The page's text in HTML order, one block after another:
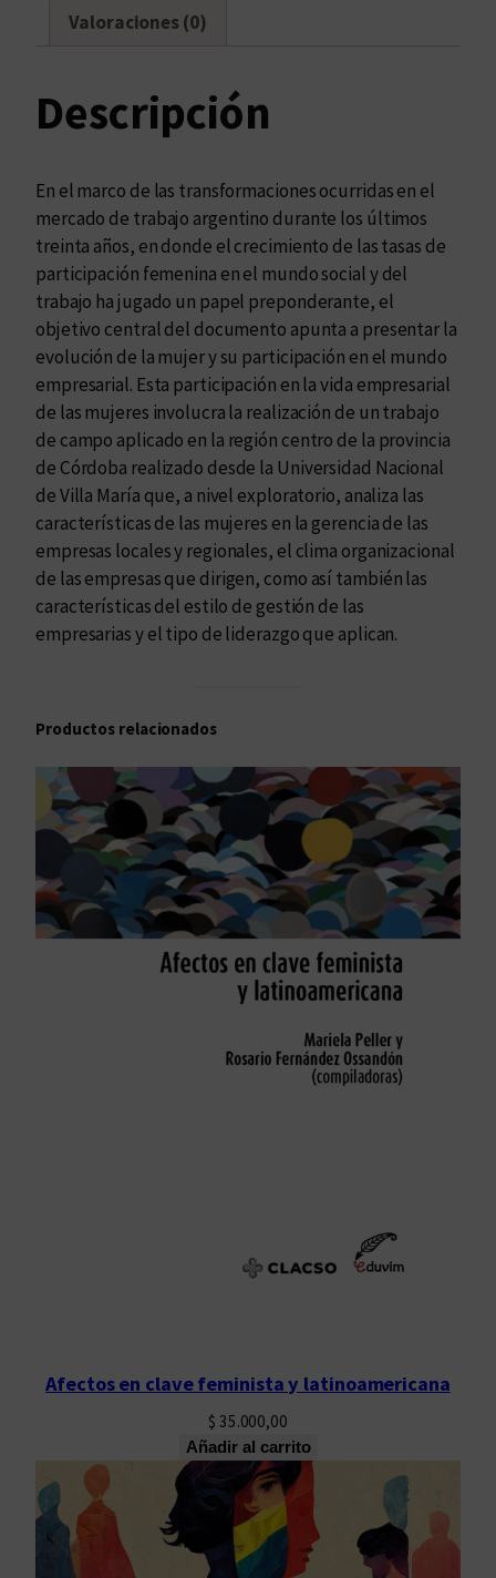
f
n
i
n
o
y
l
a
g
e
s
t
i
ó
n
e
m
p
s
l
c
a
Valoraciones (0)
Descripción
En el marco de las transformaciones ocurridas en el
mercado de trabajo argentino durante los últimos
treinta años, en donde el crecimiento de las tasas de
participación femenina en el mundo social y del
trabajo ha jugado un papel preponderante, el
objetivo central del documento apunta a presentar la
evolución de la mujer y su participación en el mundo
empresarial. Esta participación en la vida empresarial
de las mujeres involucra la realización de un trabajo
de campo aplicado en la región centro de la provincia
de Córdoba realizado desde la Universidad Nacional
de Villa María que, a nivel exploratorio, analiza las
características de las mujeres en la gerencia de las
empresas locales y regionales, el clima organizacional
de las empresas que dirigen, como así también las
características del estilo de gestión de las
empresarias y el tipo de liderazgo que aplican.
Productos relacionados
Afectos en clave feminista y latinoamericana
$ 35.000,00
Añadir al carrito